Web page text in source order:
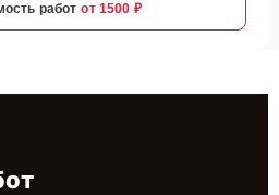
работ от 1500 ₽